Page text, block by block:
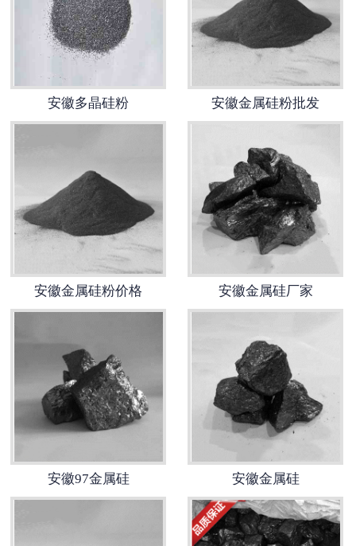
安徽多晶硅粉 安徽金属硅粉批发
安徽金属硅粉价格 安徽金属硅厂家
安徽97金属硅 安徽金属硅